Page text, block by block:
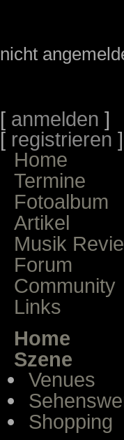
nicht
[ anmelden ]
[ registrieren ]
Home
Termine
Fotoalbum
Artikel
Musik
Forum
Community
Links
Home
Szene
Venues
Shopping